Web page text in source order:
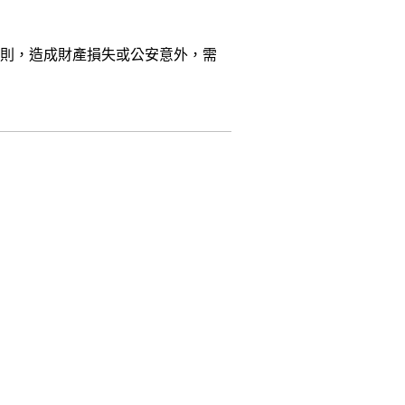
，造成財產損失或公安意外，需